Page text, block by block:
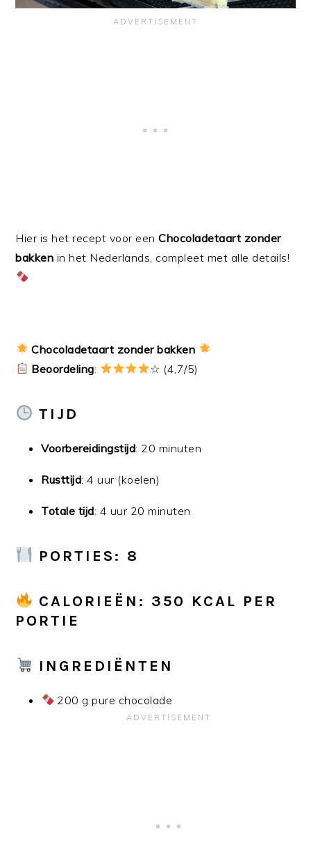
Hier is het recept voor eenChocoladetaart zonder
bakken in het Nederlands, compleet met alle details!
Chocoladetaart zonder bakken
Beoordeling: ☆ (4,7/5)
TIJD
Voorbereidingstijd: 20 minuten
Rusttijd: 4 uur (koelen)
Totale tijd: 4 uur 20 minuten
PORTIES: 8
CALORIEËN : 350 KCAL PER
PORTIE
INGREDIËNTEN
200 g pure chocolade